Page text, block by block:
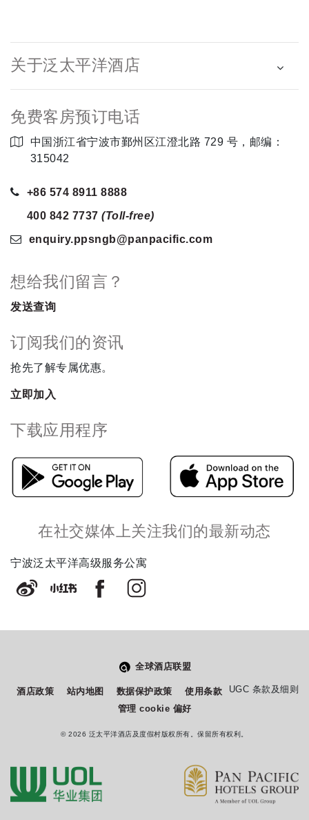
关于泛太平洋酒店
免费客房预订电话
中国浙江省宁波市鄞州区江澄北路 729 号，邮编：
315042
+86 574 8911 8888
400 842 7737 (Toll-free)
enquiry.ppsngb@panpacific.com
想给我们留言？
发送查询
订阅我们的资讯
抢先了解专属优惠。
立即加入
下载应用程序
在社交媒体上关注我们的最新动态
宁波泛太平洋高级服务公寓
全球酒店联盟
酒店政策 站内地图 数据保护政策 使用条款
UGC 条款及细则
管理 cookie 偏好
© 2026 泛太平洋酒店及度假村版权所有。保留所有权利。